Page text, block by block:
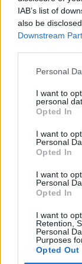
IAB’s list of
also be
Downstream
Personal
I want to
personal
Opted In
I want to
Personal
Opted In
I want to
Personal
Opted In
I want to
Retention,
Personal
Purposes
Opted Out
Vaizdai iš
vaiko gyvybių
Savaitės
32 laipsnių
vaizdas
Žinios | Lietuvos
V. Zalužno
Ukrainos